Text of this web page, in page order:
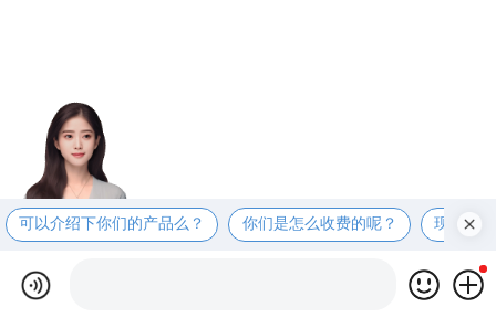
可以介绍下你们的产品么？ 你们是怎么收费的呢？ 现在有